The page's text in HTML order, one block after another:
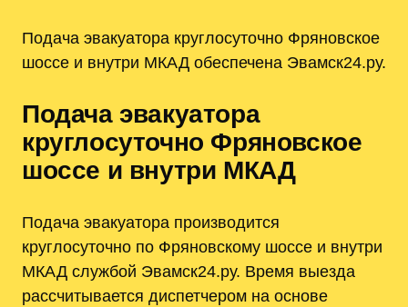
Подача эвакуатора круглосуточно Фряновское
шоссе и внутри МКАД обеспечена Эвамск24.ру.
Подача эвакуатора
круглосуточно Фряновское
шоссе и внутри МКАД
Подача эвакуатора производится
круглосуточно по Фряновскому шоссе и внутри
МКАД службой Эвамск24.ру. Время выезда
рассчитывается диспетчером на основе